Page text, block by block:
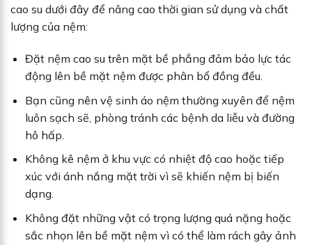
cao su dưới đây để nâng cao thời gian sử dụng và chất
lượng của nệm:
Đặt nệm cao su trên mặt bề phẳng đảm bảo lực tác
động lên bề mặt nệm được phân bổ đồng đều.
Bạn cũng nên vệ sinh áo nệm thường xuyên để nệm
luôn sạch sẽ, phòng tránh các bệnh da liễu và đường
hô hấp.
Không kê nệm ở khu vực có nhiệt độ cao hoặc tiếp
xúc với ánh nắng mặt trời vì sẽ khiến nệm bị biến
dạng.
Không đặt những vật có trọng lượng quá nặng hoặc
sắc nhọn lên bề mặt nệm vì có thể làm rách gây ảnh